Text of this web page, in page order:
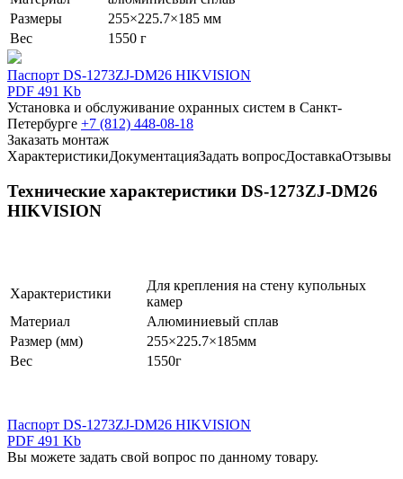
Размеры
255×225.7×185 мм
Вес
1550 г
Паспорт DS-1273ZJ-DM26 HIKVISION
PDF 491 Kb
Установка и обслуживание охранных систем в Санкт-
Петербурге +7 (812) 448-08-18
Заказать монтаж
ХарактеристикиДокументацияЗадать вопросДоставкаОтзывы
Технические характеристики DS-1273ZJ-DM26
HIKVISION
Характеристики
Для крепления на стену купольных
камер
Материал
Алюминиевый сплав
Размер (мм)
255×225.7×185мм
Вес
1550г
Паспорт DS-1273ZJ-DM26 HIKVISION
PDF 491 Kb
Вы можете задать свой вопрос по данному товару.